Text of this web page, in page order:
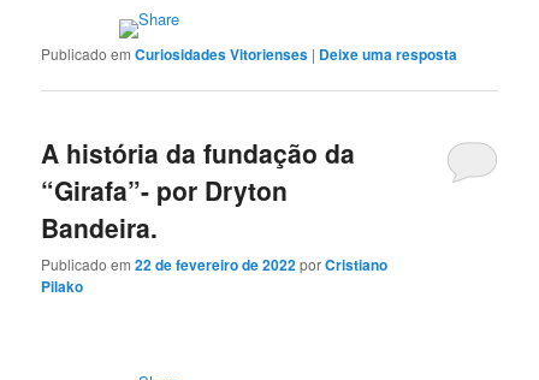
Publicado em Curiosidades Vitorienses | Deixe uma resposta
A história da fundação da
“Girafa”- por Dryton
Bandeira.
Publicado em22 de fevereiro de 2022porCristiano
Pilako